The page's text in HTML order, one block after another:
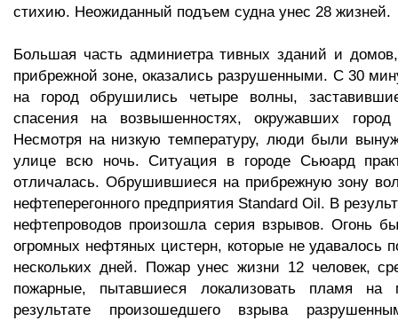
стихию. Неожиданный подъем судна унес 28 жизней.
Большая часть админиетра тивных зданий и
прибрежной зоне, оказались разрушенными. С 30
на город обрушились четыре волны,
спасения на возвышенностях, окружавших
Несмотря на низкую температуру, люди были
улице всю ночь. Ситуация в городе Сьюард
отличалась. Обрушившиеся на прибрежную зону
нефтеперегонного предприятия Standard Oil. В
нефтепроводов произошла серия взрывов. Огонь
огромных нефтяных цистерн, которые не удавалось
нескольких дней. Пожар унес жизни 12 человек,
пожарные, пытавшиеся локализовать пламя
результате произошедшего взрыва